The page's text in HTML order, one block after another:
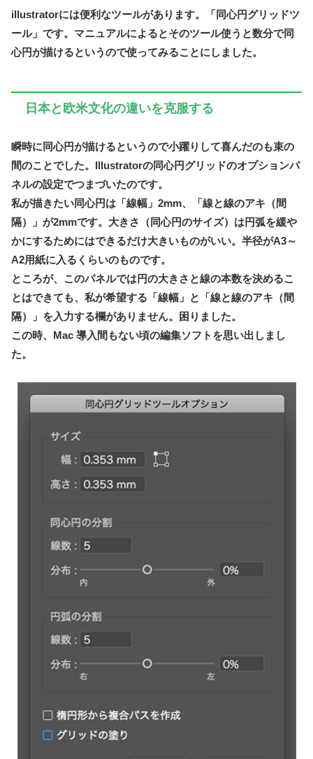
illustratorには便利なツールがあります。「同心円グリッドツ
ール」です。マニュアルによるとそのツール使うと数分で同
心円が描けるというので使ってみることにしました。
日本と欧米文化の違いを克服する
瞬時に同心円が描けるというので小躍りして喜んだのも束の
間のことでした。Illustratorの同心円グリッドのオプションパ
ネルの設定でつまづいたのです。
私が描きたい同心円は「線幅」2mm、「線と線のアキ（間
隔）」が2mmです。大きさ（同心円のサイズ）は円弧を緩や
かにするためにはできるだけ大きいものがいい。半径がA3～
A2用紙に入るくらいのものです。
ところが、このパネルでは円の大きさと線の本数を決めるこ
とはできても、私が希望する「線幅」と「線と線のアキ（間
隔）」を入力する欄がありません。困りました。
この時、Mac 導入間もない頃の編集ソフトを思い出しまし
た。